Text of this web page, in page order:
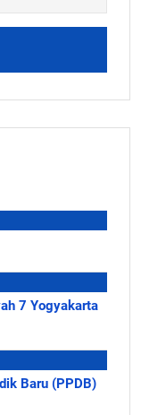
7 Yogyakarta
Baru (PPDB)